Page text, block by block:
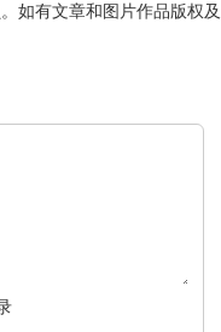
如有文章和图片作品版权及